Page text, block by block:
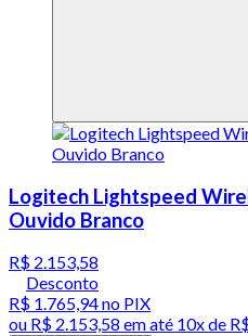
Logitech Lightspeed
Ouvido Branco
R$ 2.153,58
Desconto
R$ 1.765,94no PIX
ou R$ 2.153,58 em até 10x de